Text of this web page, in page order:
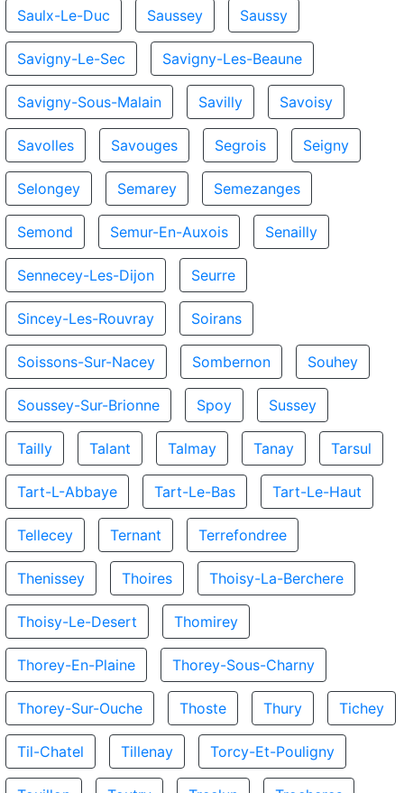
Saulx-Le-Duc Saussey Saussy
Savigny-Le-Sec Savigny-Les-Beaune
Savigny-Sous-Malain Savilly Savoisy
Savolles Savouges Segrois Seigny
Selongey Semarey Semezanges
Semond Semur-En-Auxois Senailly
Sennecey-Les-Dijon Seurre
Sincey-Les-Rouvray Soirans
Soissons-Sur-Nacey Sombernon Souhey
Soussey-Sur-Brionne Spoy Sussey
Tailly Talant Talmay Tanay Tarsul
Tart-L-Abbaye Tart-Le-Bas Tart-Le-Haut
Tellecey Ternant Terrefondree
Thenissey Thoires Thoisy-La-Berchere
Thoisy-Le-Desert Thomirey
Thorey-En-Plaine Thorey-Sous-Charny
Thorey-Sur-Ouche Thoste Thury Tichey
Til-Chatel Tillenay Torcy-Et-Pouligny